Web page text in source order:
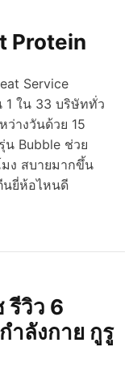
l
o
m
o
d
Protein
Service
1 ใน 33 บริษัททั่ว
างวันด้วย 15
น Bubble ช่วย
ง สบายมากขึ้น
นยี่ห้อไหนดี
รีวิว 6
ำลังกาย กูรู